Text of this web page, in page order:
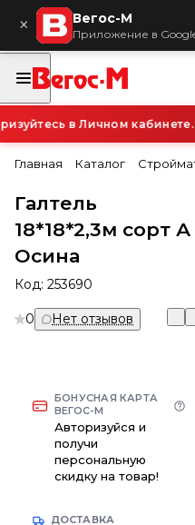
× Вегос-М
Приложение в
в Личном кабинете.
Главная Каталог
Галтель
18*18*2,3м сорт А
Осина
Код: 253690
0 Нет отзывов
БОНУСНАЯ КАРТА
ВЕГОС-М
Авторизуйся и
получи
персональную
скидку на товар!
ДОСТАВКА